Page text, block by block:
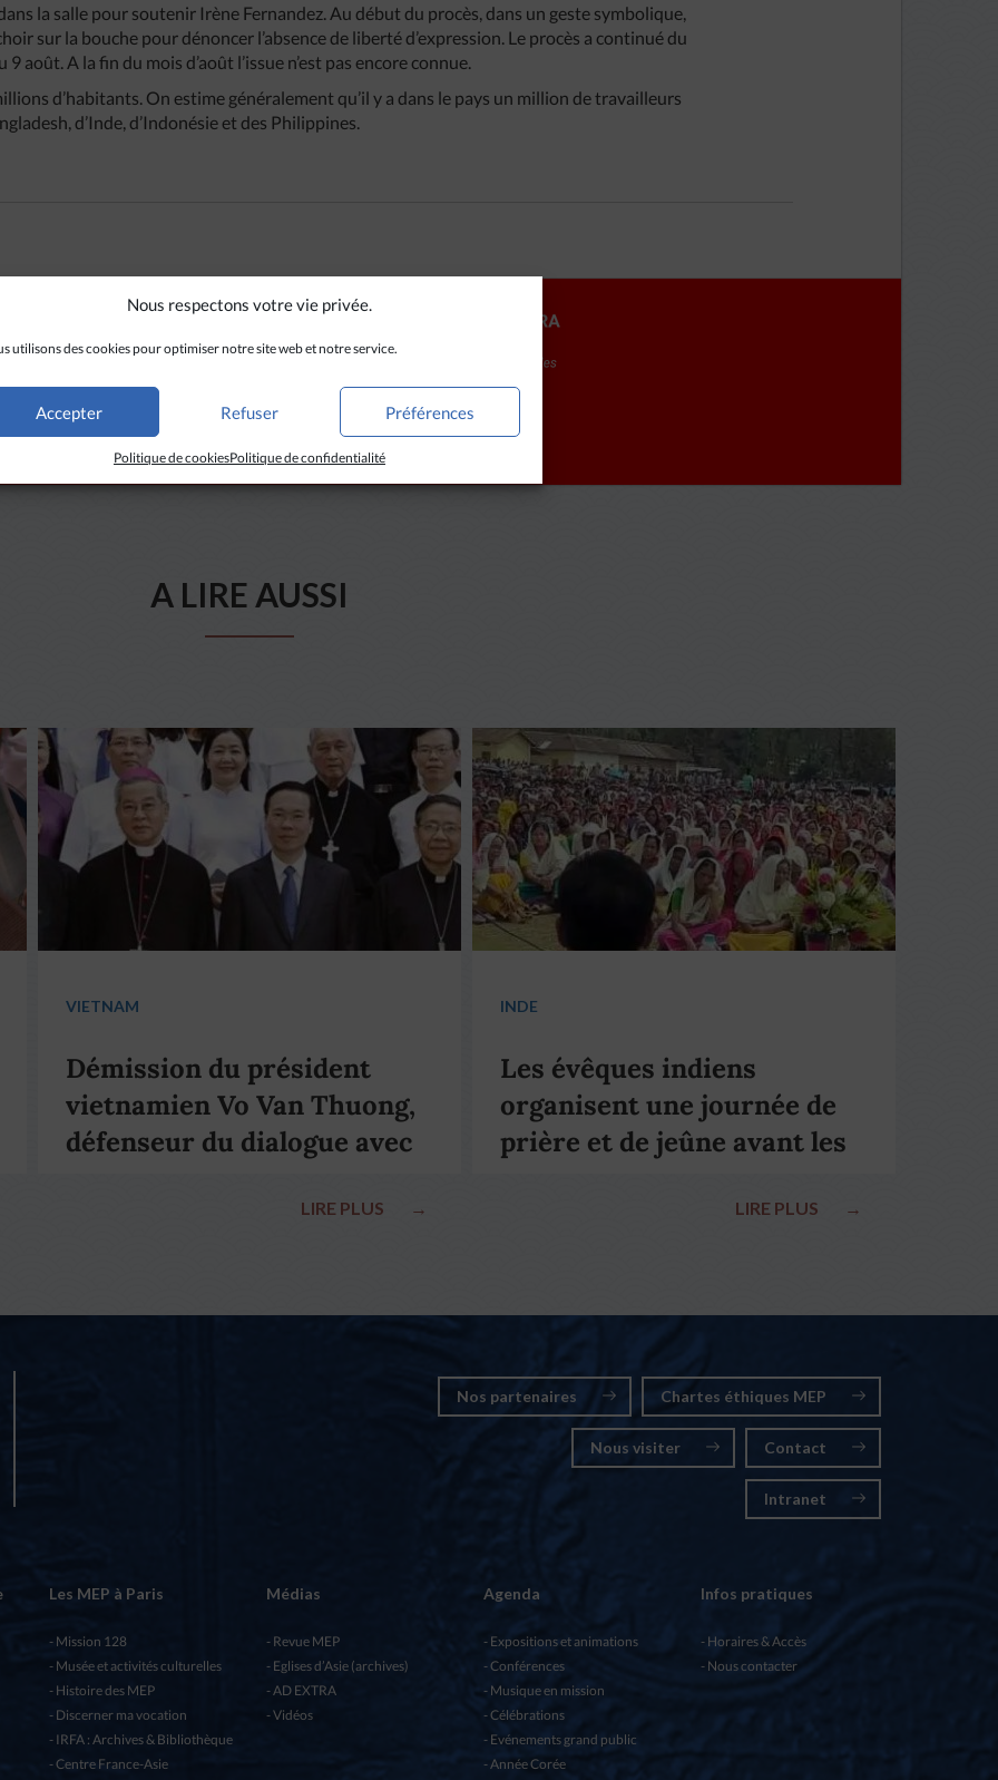
Nous respectons votre vie privée.
utilisons des cookies pour optimiser notre site web et notre service.
Accepter Refuser Préférences
Politique de cookiesPolitique de confidentialité
la salle pour soutenir Irène Fernandez. Au début du procès, dans un geste symbolique,
sur la bouche pour dénoncer l’absence de liberté d’expression. Le procès a continué du
août. A la fin du mois d’août l’issue n’est pas encore connue.
d’habitants. On estime généralement qu’il y a dans le pays un million de travailleurs
d’Inde, d’Indonésie et des Philippines.
A LIRE AUSSI
VIETNAM
Démission du président
vietnamien Vo Van Thuong,
défenseur du dialogue avec
LIRE PLUS →
INDE
Les évêques indiens
organisent une journée de
prière et de jeûne avant les
LIRE PLUS →
Nos partenaires Chartes éthiques MEP
Nous visiter Contact
Intranet
Les MEP à Paris
Mission 128
Musée et activités culturelles
Histoire des MEP
Discerner ma vocation
IRFA : Archives & Bibliothèque
Centre France-Asie
Médias
Revue MEP
Eglises d’Asie (archives)
AD EXTRA
Vidéos
Agenda
Expositions et animations
Conférences
Musique en mission
Célébrations
Evénements grand public
Année Corée
Infos pratiques
Horaires & Accès
Nous contacter